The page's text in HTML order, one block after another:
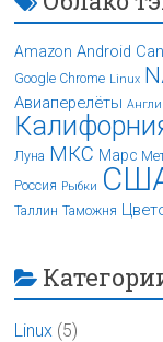
Amazon Android
Google Chrome Linux
Авиаперелёты
Луна МКС Марс
Россия Рыбки
Таллин Таможня
Linux (5)